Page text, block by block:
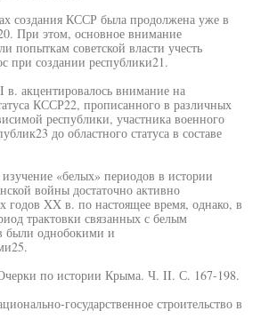
создания КССР была продолжена уже в
При этом, основное внимание
попыткам советской власти учесть
при создании республики21.
в. акцентировалось внимание на
КССР22, прописанного в различных
республики, участника военного
до областного статуса в составе
«белых» периодов в истории
войны достаточно активно
годов XX в. по настоящее время, однако, в
трактовки связанных с белым
были однобокими и
по истории Крыма. Ч. II. С. 167-198.
государственное строительство в